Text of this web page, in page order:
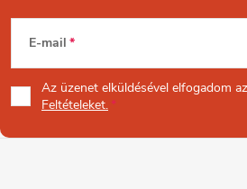
L
á
b
E-mail
Az üzenet elküldésével elfogadom az
Feltételeket.